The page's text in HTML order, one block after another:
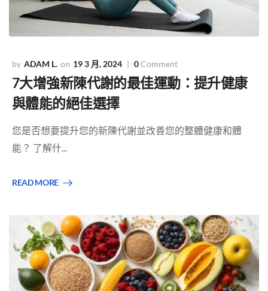
ADAM L. 19 3 月, 2024 0Comment
7大增強新陳代謝的最佳運動：提升健康
與體能的絕佳選擇
您是否想要提升您的新陳代謝並改善您的整體健康和體
能？ 了解什...
READ MORE